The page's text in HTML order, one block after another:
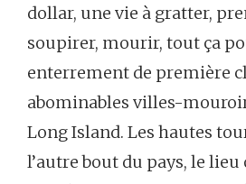
dollar, une vie à gratter,
soupirer, mourir, tout ça
enterrement de première
abominables villes-
LongIsland. Les hautes
l’autre bout du pays, le lieu